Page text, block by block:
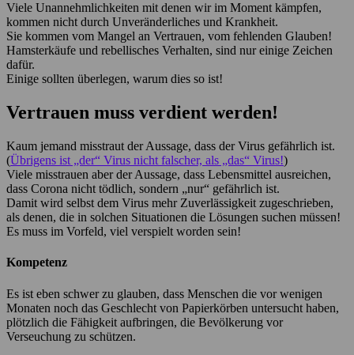
Viele Unannehmlichkeiten mit denen wir im Moment kämpfen,
kommen nicht durch Unveränderliches und Krankheit.
Sie kommen vom Mangel an Vertrauen, vom fehlenden Glauben!
Hamsterkäufe und rebellisches Verhalten, sind nur einige Zeichen
dafür.
Einige sollten überlegen, warum dies so ist!
Vertrauen muss verdient werden!
Kaum jemand misstraut der Aussage, dass der Virus gefährlich ist.
(Übrigens ist „der“ Virus nicht falscher, als „das“ Virus!)
Viele misstrauen aber der Aussage, dass Lebensmittel ausreichen,
dass Corona nicht tödlich, sondern „nur“ gefährlich ist.
Damit wird selbst dem Virus mehr Zuverlässigkeit zugeschrieben,
als denen, die in solchen Situationen die Lösungen suchen müssen!
Es muss im Vorfeld, viel verspielt worden sein!
Kompetenz
Es ist eben schwer zu glauben, dass Menschen die vor wenigen
Monaten noch das Geschlecht von Papierkörben untersucht haben,
plötzlich die Fähigkeit aufbringen, die Bevölkerung vor
Verseuchung zu schützen.